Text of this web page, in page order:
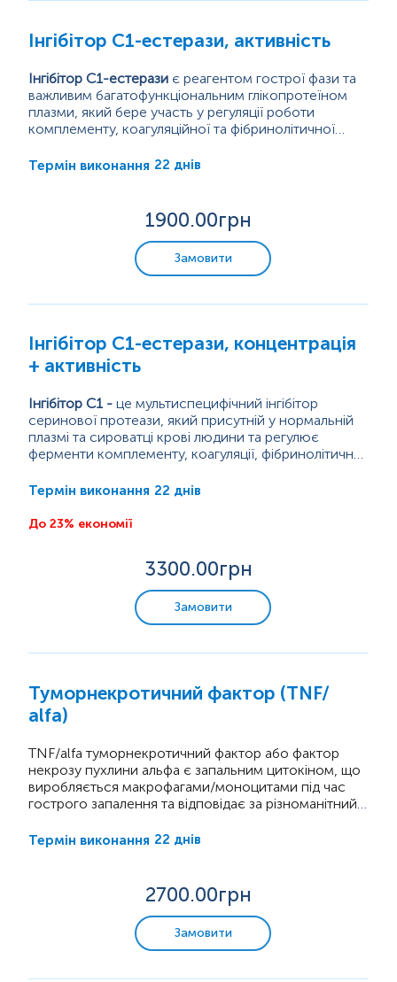
Інгібітор С1-естерази, активність
Інгібітор С1-естерази є реагентом гострої фази та
важливим багатофункціональним глікопротеїном
плазми, який бере участь у регуляції роботи
комплементу, коагуляційної та фібринолітичної
серинової протеїнази (серпінів).
С1-естерази, який є причиною спадкового
викликається мутаціями SERPING1 гена, який...
Термін виконання 22 днів
1900.00грн
Замовити
Інгібітор C1-естерази, концентрація
+ активність
Інгібітор С1 - це мультиспецифічний інгібітор
серинової протеази, який присутній у нормальній
плазмі та сироватці крові людини та регулює
ферменти комплементу, коагуляції, фібринолітичної
спадковий ангіоневротичний набряк (САН),
брадикініну, який є потужним
кровоносних судин....
Термін виконання 22 днів
До 23% економії
3300.00грн
Замовити
Туморнекротичний фактор (TNF/
аlfa)
TNF/аlfa туморнекротичний фактор або фактор
некрозу пухлини альфа є запальним цитокіном, що
виробляється макрофагами/моноцитами під час
гострого запалення та відповідає за різноманітний
призводить до некрозу або апоптозу. Дане
Термін виконання 22 днів
2700.00грн
Замовити